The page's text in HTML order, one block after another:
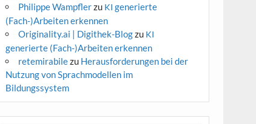
Philippe Wampflerzu KI generierte
(Fach-)Arbeiten erkennen
Originality.ai | Digithek-Blogzu KI
generierte (Fach-)Arbeiten erkennen
retemirabilezu Herausforderungen bei der
Nutzung von Sprachmodellen im
Bildungssystem